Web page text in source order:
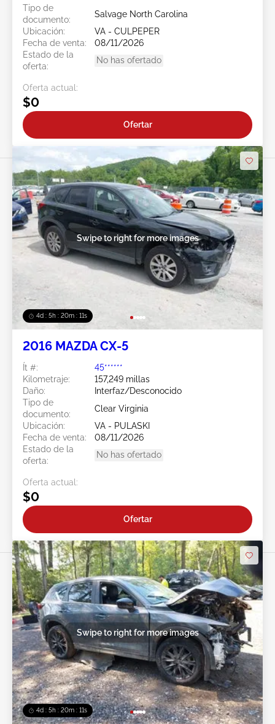
Tipo de
documento:
Salvage North Carolina
Ubicación:
VA - CULPEPER
Fecha de venta:
08/11/2026
Estado de la
oferta:
No has ofertado
Oferta actual:
$0
Ofertar
4d : 5h : 20m : 08s
Swipe to right for more images
2016 MAZDA CX-5
Ít #:
45******
Kilometraje:
157,249 millas
Daño:
Interfaz/Desconocido
Tipo de
documento:
Clear Virginia
Ubicación:
VA - PULASKI
Fecha de venta:
08/11/2026
Estado de la
oferta:
No has ofertado
Oferta actual:
$0
Ofertar
4d : 5h : 20m : 08s
Swipe to right for more images